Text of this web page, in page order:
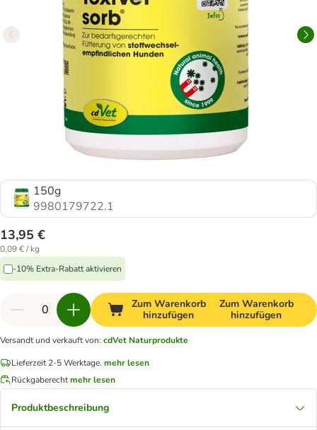
150g
9980179722.1
13,95 €
0,09 € / kg
-10% Extra-Rabatt aktivieren
Zum Warenkorb
hinzufügen
Zum Warenkorb
hinzufügen
Versandt und verkauft von: cdVet Naturprodukte
Lieferzeit 2-5 Werktage. mehr lesen
Rückgaberechtmehr lesen
Produktbeschreibung